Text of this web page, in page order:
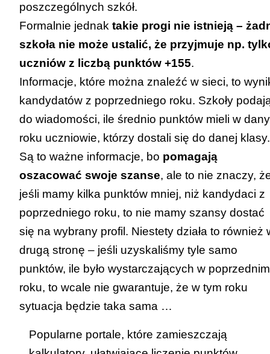
do publicznej szkoły
ponadpodstawowej,
szkoły ponadpodstawowej sportowej,
publicznej szkoły ponadpodstawowej
mistrzostwa sportowego,
oddziału sportowego w publicznej
szkole ponadpodstawowej
ogólnodostępnej,
oddziału mistrzostwa sportowego w
publicznej szkole ponadpodstawowej
ogólnodostępnej,
do publicznej szkoły
ponadpodstawowej dwujęzycznej,
oddziału dwujęzycznego w publicznej
szkole ponadpodstawowej
ogólnodostępnej,
publicznej szkole ponadpodstawowej
poszczególnych szkół.
Formalnie jednak takie progi nie istnieją –
szkoła nie może ustalić, że przyjmuje np.
uczniów z liczbą punktów +155.
Informacje, które można znaleźć w sieci, to
kandydatów z poprzedniego roku. Szkoły
do wiadomości, ile średnio punktów mieli w
roku uczniowie, którzy dostali się do danej klasy.
Są to ważne informacje, bo pomagają
oszacować swoje szanse, ale to nie znaczy,
jeśli mamy kilka punktów mniej, niż kandydaci z
poprzedniego roku, to nie mamy szansy dostać
się na wybrany profil. Niestety działa to również
drugą stronę – jeśli uzyskaliśmy tyle samo
punktów, ile było wystarczających w poprzednim
roku, to wcale nie gwarantuje, że w tym roku
sytuacja będzie taka sama …
Popularne portale, które zamieszczają